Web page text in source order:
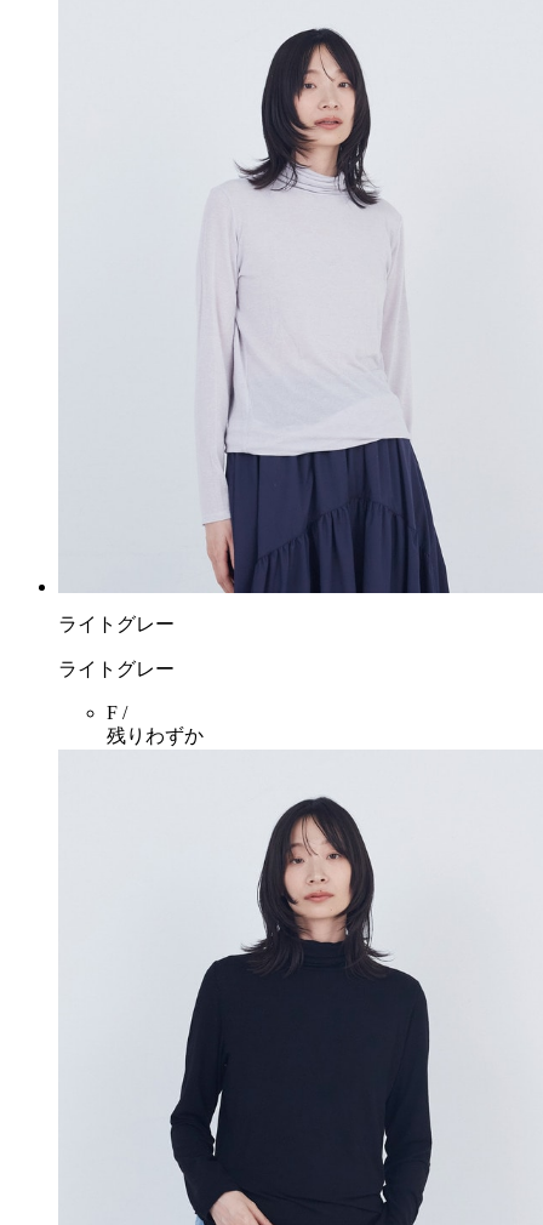
ライトグレー
ライトグレー
F /
残りわずか